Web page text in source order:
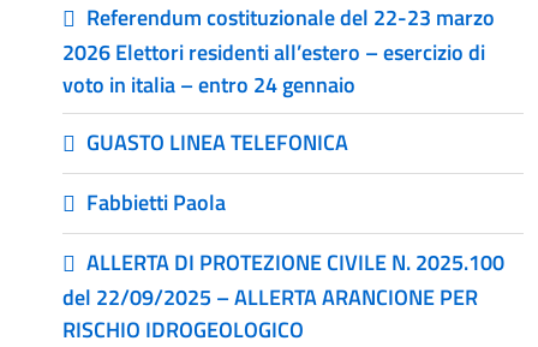
Referendum costituzionale del 22-23 marzo
2026 Elettori residenti all’estero – esercizio di
voto in italia – entro 24 gennaio
GUASTO LINEA TELEFONICA
Fabbietti Paola
ALLERTA DI PROTEZIONE CIVILE N. 2025.100
del 22/09/2025 – ALLERTA ARANCIONE PER
RISCHIO IDROGEOLOGICO